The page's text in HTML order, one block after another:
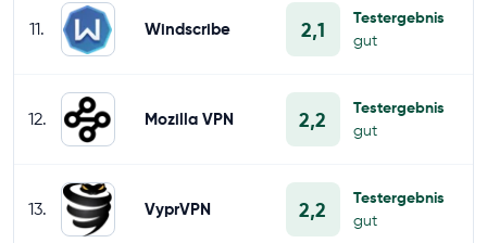
11. Windscribe 2,1
Testergebnis
gut
12. Mozilla VPN 2,2
Testergebnis
gut
13. VyprVPN 2,2
Testergebnis
gut